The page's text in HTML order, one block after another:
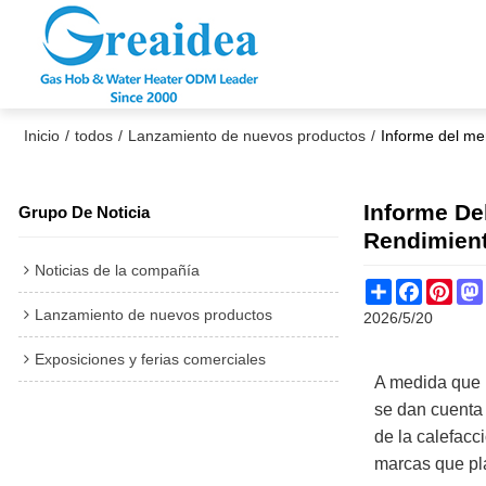
Inicio / todos / Lanzamiento de nuevos productos / Informe del
Grupo De Noticia
Noticias de la compañía
Lanzamiento de nuevos productos
Exposiciones y ferias comerciales
Informe
Share
2026/5/20
A medida
se dan
de la
marcas que